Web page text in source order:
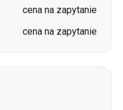
cena na zapytanie
cena na zapytanie